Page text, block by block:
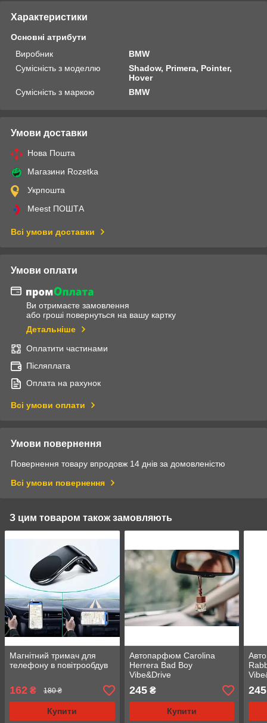
Характеристики
Основні атрибути
Виробник
BMW
Сумісність з моделлю
Shadow, Primera, Pointer,
Hover
Сумісність з маркою
BMW
Умови доставки
Нова Пошта
Магазини Rozetka
Укрпошта
Meest ПОШТА
Всі умови доставки
Умови оплати
Ви отримаєте замовлення
або гроші повернуться на вашу картку
Детальніше
Оплатити частинами
Післяплата
Оплата на рахунок
Всі умови оплати
Умови повернення
Повернення товару впродовж 14 днів за домовленістю
Всі умови повернення
З цим товаром також замовляють
Магнітний тримач для
телефону в повітрообдув
162 ₴ 180 ₴
Купити
Автопарфюм Carolina
Herrera Bad Boy
Vibe&Drive
245₴
Купити
245